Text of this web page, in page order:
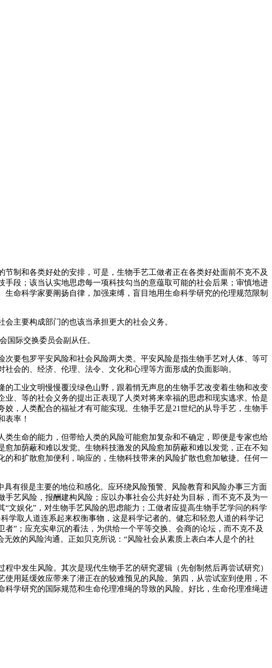
制和各类好处的安排，可是，生物手艺工做者正在各类好处面前不克不及
段；该当认实地思虑每一项科技勾当的意蕴取可能的社会后果；审慎地进
命科学家要阐扬自律，加强束缚，盲目地用生命科学研究的伦理规范限制
主要构成部门的也该当承担更大的社会义务。
际交换委员会副从任。
要包罗平安风险和社会风险两大类。平安风险是指生物手艺对人体、等可
会的、经济、伦理、法令、文化和心理等方面形成的负面影响。
工业文明慢慢覆没绿色山野，跟着悄无声息的生物手艺改变着生物和改变
、等的社会义务的提出正表现了人类对将来幸福的思虑和现实逃求。恰是
，人类配合的福祉才有可能实现。生物手艺是21世纪的从导手艺，生物手
表率！
生命的能力，但带给人类的风险可能愈加复杂和不确定，即便是专家也给
加荫蔽和难以发觉。生物科技激发的风险愈加荫蔽和难以发觉，正在不知
和扩散愈加便利，响应的，生物科技带来的风险扩散也愈加敏捷。任何一
有很是主要的地位和感化。应环绕风险预警、风险教育和风险办事三方面
艺风险，报酬建构风险；应以办事社会公共好处为目标，而不克不及为一
文娱化”，对生物手艺风险的思虑能力；工做者应提高生物手艺学问的科学
学取人道连系起来权衡事物，这是科学记者的。健忘和轻忽人道的科学记
”；应充实卑沉的看法，为供给一个平等交换、会商的论坛，而不克不及
效的风险沟通。正如贝克所说：“风险社会从素质上表白本人是个的社
发生风险。其次是现代生物手艺的研究逻辑（先创制然后再尝试研究）
用延缓效应带来了潜正在的较难预见的风险。第四，从尝试室到使用，不
学研究的国际规范和生命伦理准绳的导致的风险。好比，生命伦理准绳进